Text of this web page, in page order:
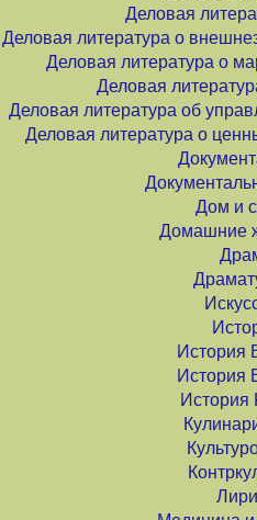
Деловая
Деловая литература о
Деловая литература о
Деловая
Деловая литература об
Деловая литература о
Дом и
Домашние
История
История
История